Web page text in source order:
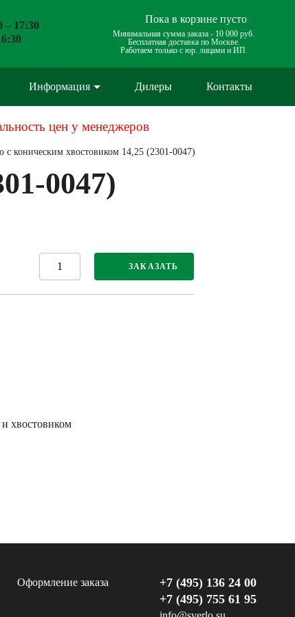
– 17:30
Пока в корзине пусто
Минимальная сумма заказа - 10 000 руб.
Бесплатная доставка по Москве.
Работаем только с юр. лицами и ИП.
Информация Дилеры Контакты
цен у менеджеров
с коническим хвостовиком 14,25 (2301-0047)
0047)
ЗАКАЗАТЬ
хвостовиком
Оформление заказа
+7 (495) 136 24 00
+7 (495) 755 61 95